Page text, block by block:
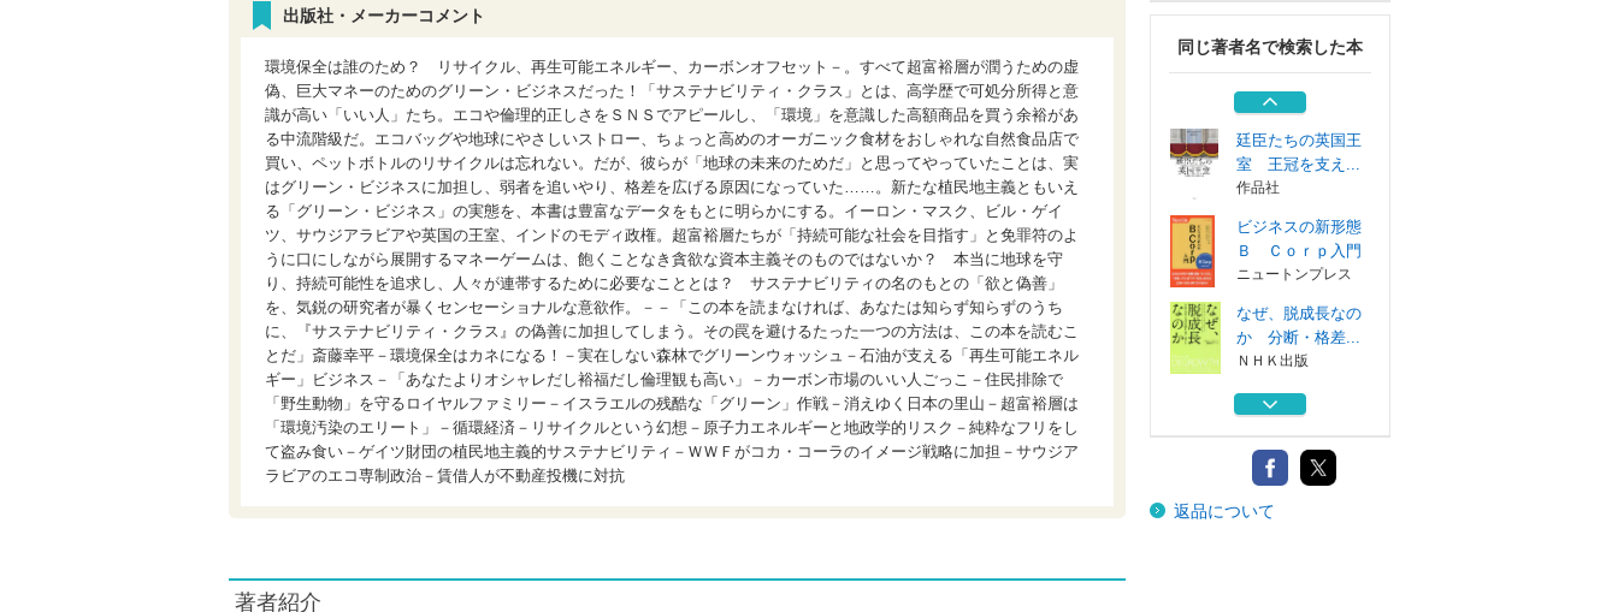
出版社・メーカーコメント
環境保全は誰のため？ リサイクル、再生可能エネルギー、カーボンオフセット－。すべて超富裕層が潤うための虚
偽、巨大マネーのためのグリーン・ビジネスだった！「サステナビリティ・クラス」とは、高学歴で可処分所得と意
識が高い「いい人」たち。エコや倫理的正しさをＳＮＳでアピールし、「環境」を意識した高額商品を買う余裕があ
る中流階級だ。エコバッグや地球にやさしいストロー、ちょっと高めのオーガニック食材をおしゃれな自然食品店で
買い、ペットボトルのリサイクルは忘れない。だが、彼らが「地球の未来のためだ」と思ってやっていたことは、実
はグリーン・ビジネスに加担し、弱者を追いやり、格差を広げる原因になっていた……。新たな植民地主義ともいえ
る「グリーン・ビジネス」の実態を、本書は豊富なデータをもとに明らかにする。イーロン・マスク、ビル・ゲイ
ツ、サウジアラビアや英国の王室、インドのモディ政権。超富裕層たちが「持続可能な社会を目指す」と免罪符のよ
うに口にしながら展開するマネーゲームは、飽くことなき貪欲な資本主義そのものではないか？ 本当に地球を守
り、持続可能性を追求し、人々が連帯するために必要なこととは？ サステナビリティの名のもとの「欲と偽善」
を、気鋭の研究者が暴くセンセーショナルな意欲作。－－「この本を読まなければ、あなたは知らず知らずのうち
に、『サステナビリティ・クラス』の偽善に加担してしまう。その罠を避けるたった一つの方法は、この本を読むこ
とだ」斎藤幸平－環境保全はカネになる！－実在しない森林でグリーンウォッシュ－石油が支える「再生可能エネル
ギー」ビジネス－「あなたよりオシャレだし裕福だし倫理観も高い」－カーボン市場のいい人ごっこ－住民排除で
「野生動物」を守るロイヤルファミリー－イスラエルの残酷な「グリーン」作戦－消えゆく日本の里山－超富裕層は
「環境汚染のエリート」－循環経済－リサイクルという幻想－原子力エネルギーと地政学的リスク－純粋なフリをし
て盗み食い－ゲイツ財団の植民地主義的サステナビリティ－ＷＷＦがコカ・コーラのイメージ戦略に加担－サウジア
ラビアのエコ専制政治－賃借人が不動産投機に対抗
著者紹介
同じ著者名で検索した本
明石書店
認知症がはじまっ
た？ アルツハ...
クリエイツかも...
廷臣たちの英国王
室 王冠を支え...
作品社
ビジネスの新形態
Ｂ Ｃｏｒｐ入門
ニュートンプレス
なぜ、脱成長なの
か 分断・格差...
ＮＨＫ出版
災害とレジリエン
明石書店
認知症がはじまっ
た？ アルツハ...
返品について